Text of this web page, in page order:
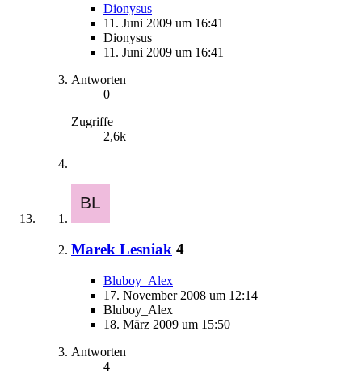
Dionysus
11. Juni 2009 um 16:41
Dionysus
11. Juni 2009 um 16:41
Antworten
0
Zugriffe
2,6k
Marek Lesniak 4
Bluboy_Alex
17. November 2008 um 12:14
Bluboy_Alex
18. März 2009 um 15:50
Antworten
4